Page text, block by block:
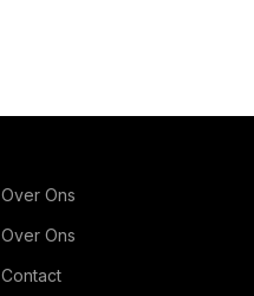
Over Ons
Over Ons
Contact